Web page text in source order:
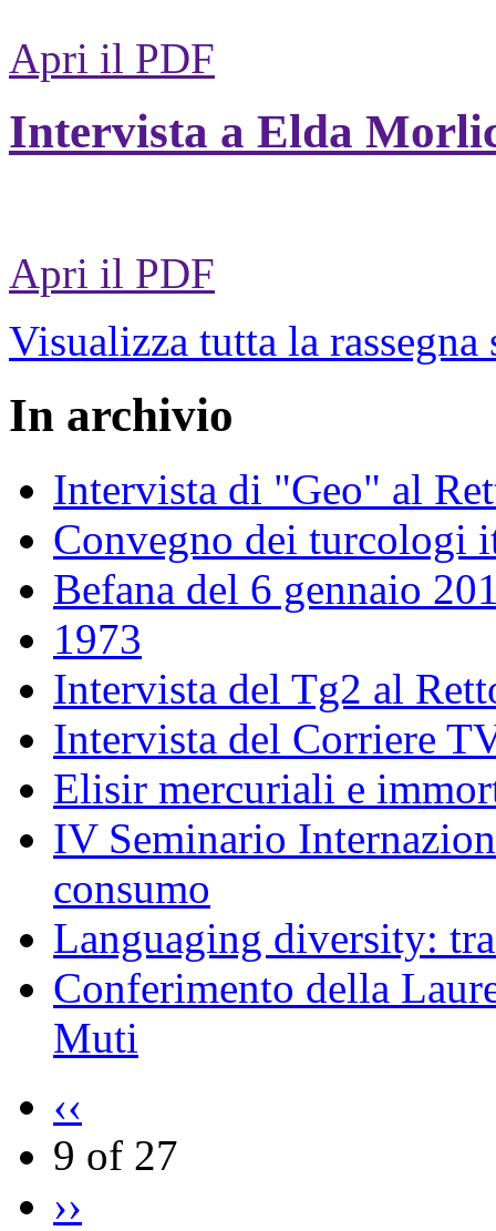
Apri il PDF
Intervista a Elda
Apri il PDF
Visualizza tutta la rassegna
In archivio
Intervista di "Geo" al
Convegno dei turcologi
Befana del 6 gennaio
1973
Intervista del Tg2 al
Intervista del Corriere
Elisir mercuriali e
IV Seminario
consumo
Languaging diversity:
Conferimento della
Muti
‹‹
9 of 27
››